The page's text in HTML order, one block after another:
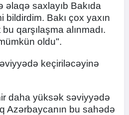
əlaqə saxlayıb Bakıda
Bakı çox yaxın
qarşılaşma alınmadı.
oldu".
keçiriləcəyinə
daha yüksək səviyyədə
Azərbaycanın bu sahədə